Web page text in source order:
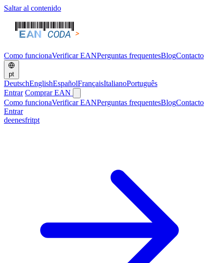
Saltar al contenido
Como funcionaVerificar EANPerguntas frequentesBlogContacto
pt
DeutschEnglishEspañolFrançaisItalianoPortuguês
Entrar Comprar EAN
Como funcionaVerificar EANPerguntas frequentesBlogContacto
Entrar
deenesfritpt